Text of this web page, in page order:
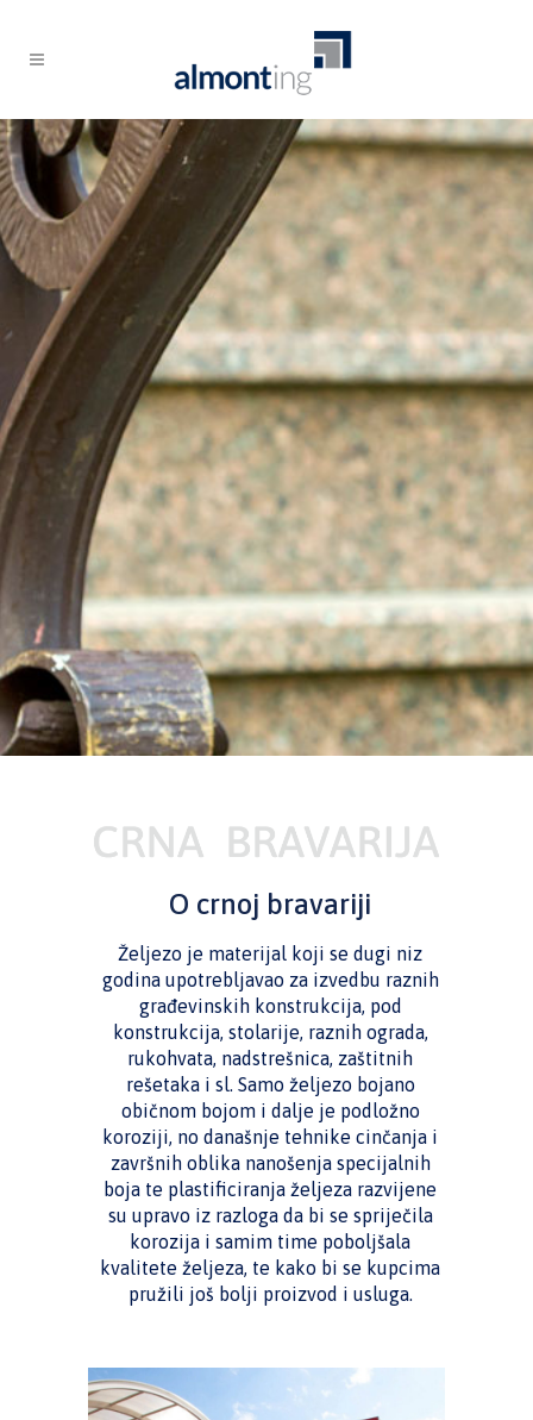
O crnoj bravariji
Željezo je materijal koji se dugi niz
godina upotrebljavao za izvedbu raznih
građevinskih konstrukcija, pod
konstrukcija, stolarije, raznih ograda,
rukohvata, nadstrešnica, zaštitnih
rešetaka i sl. Samo željezo bojano
običnom bojom i dalje je podložno
koroziji, no današnje tehnike cinčanja i
završnih oblika nanošenja specijalnih
boja te plastificiranja željeza razvijene
su upravo iz razloga da bi se spriječila
korozija i samim time poboljšala
kvalitete željeza, te kako bi se kupcima
pružili još bolji proizvod i usluga.